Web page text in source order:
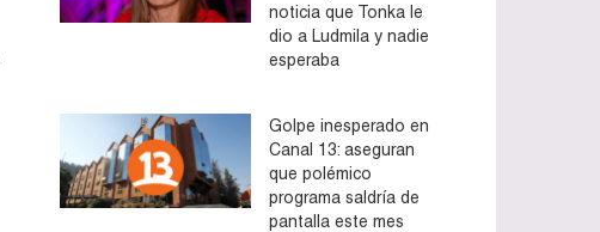
noticia que Tonka le
dio a Ludmila y nadie
esperaba
Golpe inesperado en
Canal 13: aseguran
que polémico
programa saldría de
pantalla este mes